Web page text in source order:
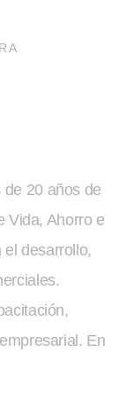
20 años de
Vida, Ahorro e
desarrollo,
En